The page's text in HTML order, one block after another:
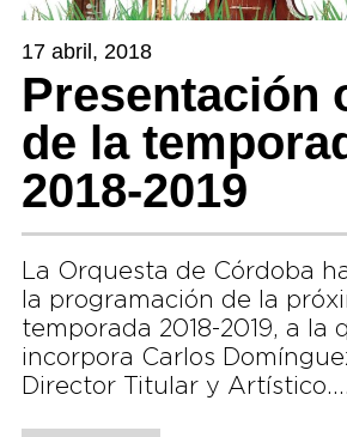
17 abril, 2018
Presentación
de la
2018-2019
La Orquesta de Córdoba
la programación de la
temporada 2018-2019, a la
incorpora Carlos
Director Titular y Artístico….